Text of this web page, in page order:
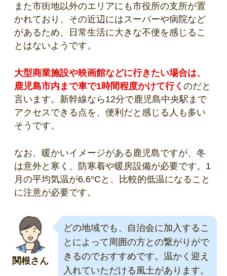
また市街地以外のエリアにも市役所の支所が置
かれており、その近辺にはスーパーや病院など
があるため、日常生活に大きな不便を感じるこ
とはないようです。
大型商業施設や映画館などに行きたい場合は、
鹿児島市内まで車で1時間程度かけて行く のだと
言います。新幹線なら12分で鹿児島中央駅まで
アクセスできる点を、便利だと感じる人も多い
そうです。
なお、暖かいイメージがある鹿児島ですが、冬
は意外と寒く、防寒着や暖房設備が必要です。1
月の平均気温が6.6°Cと、比較的低温になること
に注意が必要です。
関根さん
どの地域でも、自治会に加入するこ
とによって周囲の方との繋がりがで
きるのでおすすめです。温かく迎え
入れていただける風土があります。